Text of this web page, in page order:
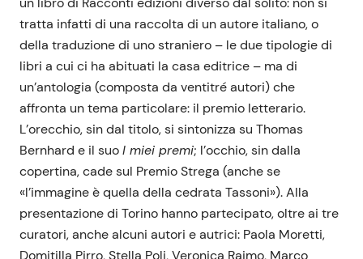
tratta infatti di una raccolta di un autore italiano, o
della traduzione di uno straniero – le due tipologie di
libri a cui ci ha abituati la casa editrice – ma di
un’antologia (composta da ventitré autori) che
affronta un tema particolare: il premio letterario.
L’orecchio, sin dal titolo, si sintonizza su Thomas
Bernhard e il suoI miei premi; l’occhio, sin dalla
copertina, cade sul Premio Strega (anche se
«l’immagine è quella della cedrata Tassoni»). Alla
presentazione di Torino hanno partecipato, oltre ai tre
curatori, anche alcuni autori e autrici: Paola Moretti,
Domitilla Pirro, Stella Poli, Veronica Raimo, Marco